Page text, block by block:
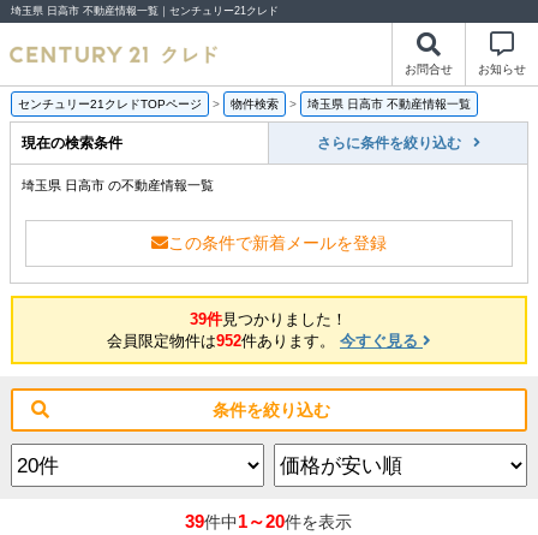
埼玉県 日高市 不動産情報一覧｜センチュリー21クレド
お問合せ お知らせ
センチュリー21クレドTOPページ > 物件検索 > 埼玉県 日高市 不動産情報一覧
現在の検索条件 さらに条件を絞り込む
埼玉県 日高市 の不動産情報一覧
この条件で新着メールを登録
39件見つかりました！
会員限定物件は952件あります。 今すぐ見る
条件を絞り込む
39件中1～20件を表示